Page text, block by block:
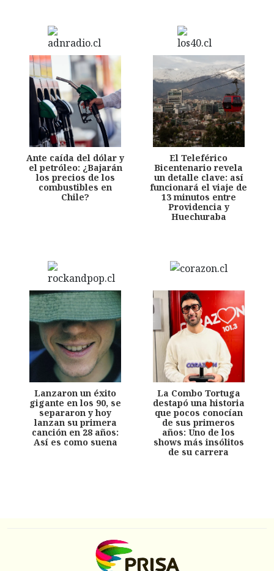
Ante caída del dólar y
el petróleo: ¿Bajarán
los precios de los
combustibles en
Chile?
El Teleférico
Bicentenario revela
un detalle clave: así
funcionará el viaje de
13 minutos entre
Providencia y
Huechuraba
Lanzaron un éxito
gigante en los 90, se
separaron y hoy
lanzan su primera
canción en 28 años:
Así es como suena
La Combo Tortuga
destapó una historia
que pocos conocían
de sus primeros
años: Uno de los
shows más insólitos
de su carrera